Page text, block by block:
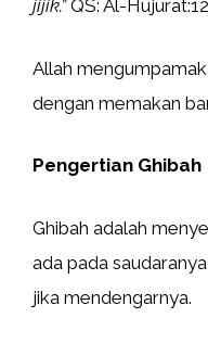
jijik.”QS: Al-
Allah
dengan memakan
Pengertian Ghibah
Ghibah adalah
ada pada
jika mendengarnya.